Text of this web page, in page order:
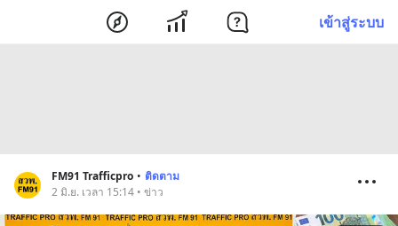
เข้าสู่ระบบ
FM91 Trafficpro • ติดตาม
2 มิ.ย. เวลา 15:14 • ข่าว